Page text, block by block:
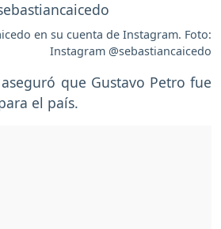
en su cuenta de Instagram. Foto:
Instagram @sebastiancaicedo
que Gustavo Petro fue
el país.